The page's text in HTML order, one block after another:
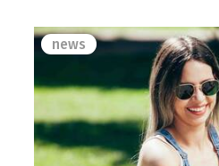
news